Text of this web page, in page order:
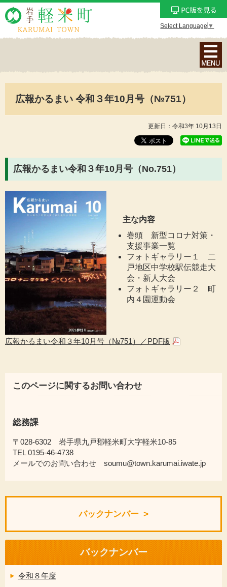
Select Language ▼
ナ
ビ
ン
メ
広報かるまい 令和３年10月号（№751）
更新日：令和3年 10月13日
広報かるまい令和３年10月号（No.751）
主な内容
巻頭 新型コロナ対策・
支援事業一覧
フォトギャラリー１ 二
戸地区中学校駅伝競走大
会・新人大会
フォトギャラリー２ 町
内４園運動会
広報かるまい令和３年10月号（№751）／PDF版
このページに関するお問い合わせ
総務課
〒028-6302 岩手県九戸郡軽米町大字軽米10-85
TEL 0195-46-4738
メールでのお問い合わせ soumu@town.karumai.iwate.jp
バックナンバー
バックナンバー
令和８年度